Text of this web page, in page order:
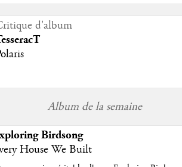
d'album
Album de la semaine
Birdsong
House We Built